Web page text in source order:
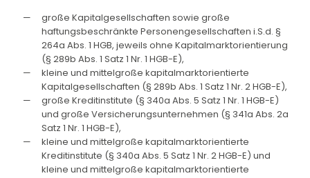
große Kapitalgesellschaften sowie große
haftungsbeschränkte Personengesellschaften i.S.d. §
264a Abs. 1 HGB, jeweils ohne Kapitalmarktorientierung
(§ 289b Abs. 1 Satz 1 Nr. 1 HGB-E),
kleine und mittelgroße kapitalmarktorientierte
Kapitalgesellschaften (§ 289b Abs. 1 Satz 1 Nr. 2 HGB-E),
große Kreditinstitute (§ 340a Abs. 5 Satz 1 Nr. 1 HGB-E)
und große Versicherungsunternehmen (§ 341a Abs. 2a
Satz 1 Nr. 1 HGB-E),
kleine und mittelgroße kapitalmarktorientierte
Kreditinstitute (§ 340a Abs. 5 Satz 1 Nr. 2 HGB-E) und
kleine und mittelgroße kapitalmarktorientierte